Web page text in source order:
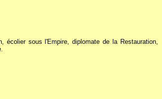
sous l'Empire, diplomate de la Restauration,